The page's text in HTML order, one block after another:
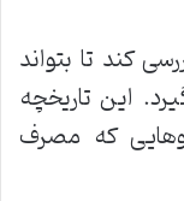
کند تا بتواند
این تاریخچه
که مصرف